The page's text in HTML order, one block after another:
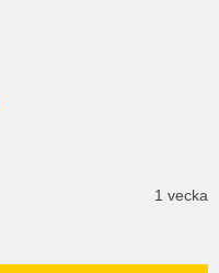
1 vecka